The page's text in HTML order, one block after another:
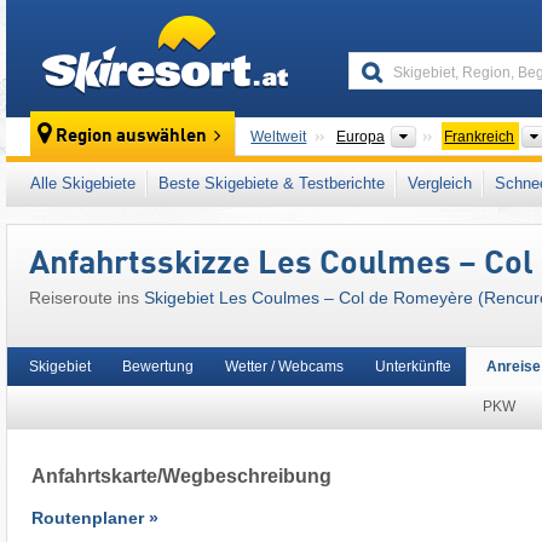
Region auswählen Weltweit Europa Kontinente
Frankreich
Dieses Skigebiet liegt auch in: Dauphiné-
Westeuropa
Alle Skigebiete Beste Skigebiete & Testberichte Vergleich
Anfahrtsskizze Les Coulmes –
Reiseroute ins Skigebiet Les Coulmes – Col de Romeyère
Skigebiet Bewertung Wetter / Webcams Unterkünfte Anreise
PKW
Anfahrtskarte/Wegbeschreibung
Routenplaner »